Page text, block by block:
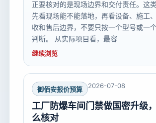
正要核对的是现场边界和交付责任。这
先看现场能不能落地，再看设备、施工
收和售后边界，不要只按一个型号或一
判断。 从实际项目看，最容
继续浏览
御佰安报价预算 2026-07-08
工厂防爆车间门禁做国密升级
么核对